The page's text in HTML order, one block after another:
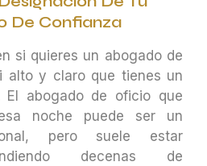
De Confianza
si quieres un abogado de
alto y claro que tienes un
El abogado de oficio que
noche puede ser un
pero suele estar
decenas de